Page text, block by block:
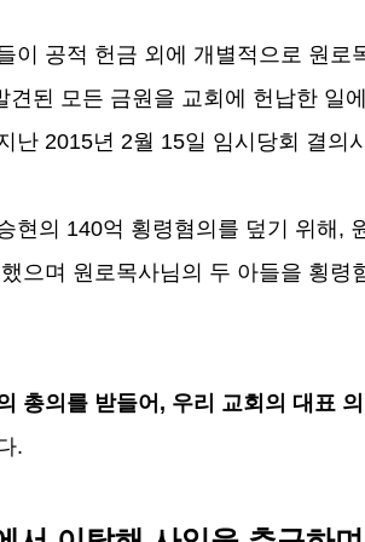
이 공적 헌금 외에 개별적으로 원
된 모든 금원을 교회에 헌납한 일
난 2015년 2월 15일 임시당회 결의
현의 140억 횡령혐의를 덮기 위해 ,
으며 원로목사님의 두 아들을 횡
총의를 받들어 , 우리 교회의 대표
.